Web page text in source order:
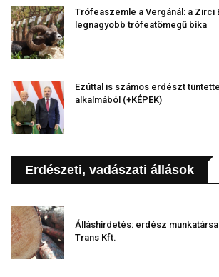
Trófeaszemle a Vergánál: a Zirci
legnagyobb trófeatömegű bika
Ezúttal is számos erdészt
alkalmából (+KÉPEK)
Erdészeti, vadászati állások
Álláshirdetés: erdész
Trans Kft.